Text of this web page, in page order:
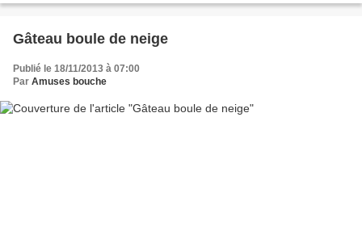
Gâteau boule de neige
Publié le 18/11/2013 à 07:00
Par Amuses bouche